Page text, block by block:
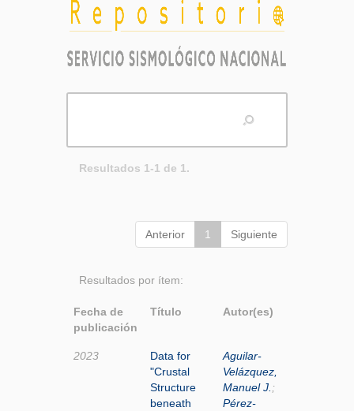
Resultados 1-1 de 1.
Anterior 1 Siguiente
Resultados por ítem:
Fecha de
publicación
Título Autor(es)
2023
Data for
"Crustal
Structure
beneath
Aguilar-
Velázquez,
Manuel J. ;
Pérez-